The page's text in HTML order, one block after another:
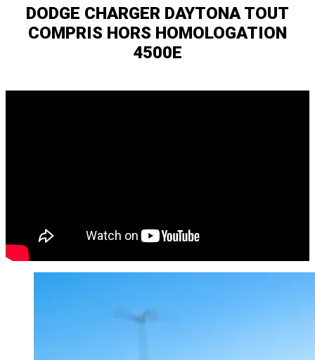
DODGE CHARGER DAYTONA TOUT
COMPRIS HORS HOMOLOGATION
4500E